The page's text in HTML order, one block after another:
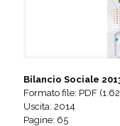
Bilancio Sociale
Formato file: PDF
Uscita: 2014
Pagine: 65